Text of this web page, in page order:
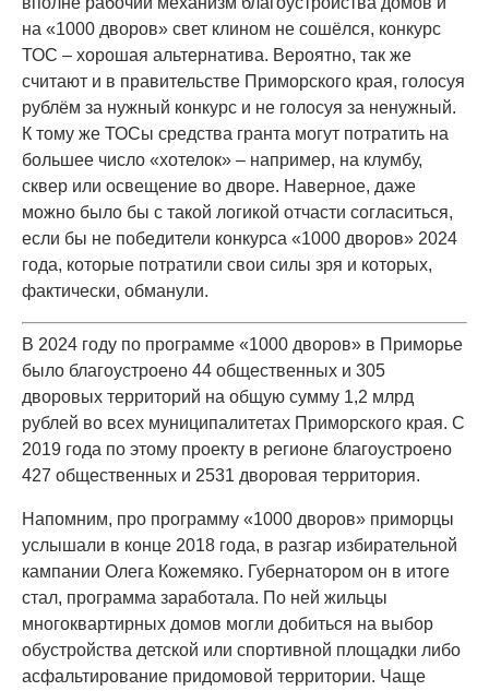
на «1000 дворов» свет клином не сошёлся, конкурс
ТОС – хорошая альтернатива. Вероятно, так же
считают и в правительстве Приморского края, голосуя
рублём за нужный конкурс и не голосуя за ненужный.
К тому же ТОСы средства гранта могут потратить на
большее число «хотелок» – например, на клумбу,
сквер или освещение во дворе. Наверное, даже
можно было бы с такой логикой отчасти согласиться,
если бы не победители конкурса «1000 дворов» 2024
года, которые потратили свои силы зря и которых,
фактически, обманули.
В 2024 году по программе «1000 дворов» в Приморье
было благоустроено 44 общественных и 305
дворовых территорий на общую сумму 1,2 млрд
рублей во всех муниципалитетах Приморского края. С
2019 года по этому проекту в регионе благоустроено
427 общественных и 2531 дворовая территория.
Напомним, про программу «1000 дворов» приморцы
услышали в конце 2018 года, в разгар избирательной
кампании Олега Кожемяко. Губернатором он в итоге
стал, программа заработала. По ней жильцы
многоквартирных домов могли добиться на выбор
обустройства детской или спортивной площадки либо
асфальтирование придомовой территории. Чаще